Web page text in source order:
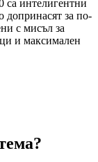
са интелигентни
допринасят за по-
с мисъл за
и максимален